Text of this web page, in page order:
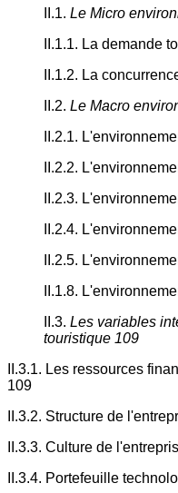
II.1. Le Micro
II.1.1. La demande
II.1.2. La
II.2. Le Macro
II.2.1.
II.2.2.
II.2.3.
II.2.4.
II.2.5.
II.1.8.
II.3. Les variables
touristique 109
II.3.1. Les ressources
109
II.3.2. Structure de
II.3.3. Culture de
II.3.4. Portefeuille